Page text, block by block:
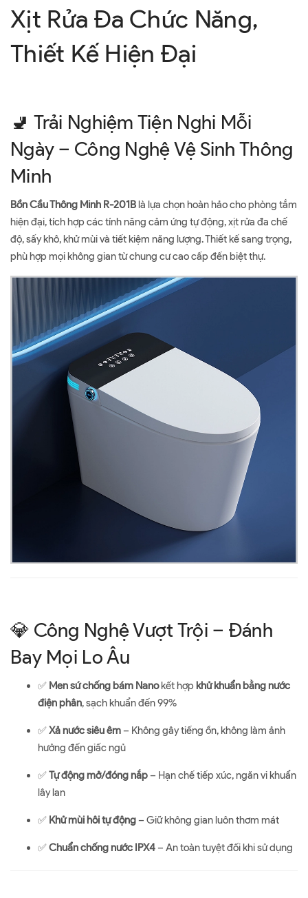
Xịt Rửa Đa Chức Năng,
Thiết Kế Hiện Đại
🚽 Trải Nghiệm Tiện Nghi Mỗi
Ngày – Công Nghệ Vệ Sinh Thông
Minh
Bồn Cầu Thông Minh R-201Blà lựa chọn hoàn hảo cho phòng tắm
hiện đại, tích hợp các tính năng cảm ứng tự động, xịt rửa đa chế
độ, sấy khô, khử mùi và tiết kiệm năng lượng. Thiết kế sang trọng,
phù hợp mọi không gian từ chung cư cao cấp đến biệt thự.
💎 Công Nghệ Vượt Trội – Đánh
Bay Mọi Lo Âu
✅ Men sứ chống bám Nanokết hợp khử khuẩn bằng nước
điện phân, sạch khuẩn đến 99%
✅Xả nước siêu êm– Không gây tiếng ồn, không làm ảnh
hưởng đến giấc ngủ
✅Tự động mở/đóng nắp– Hạn chế tiếp xúc, ngăn vi khuẩn
lây lan
✅ Khử mùi hôi tự động– Giữ không gian luôn thơm mát
✅Chuẩn chống nước IPX4– An toàn tuyệt đối khi sử dụng